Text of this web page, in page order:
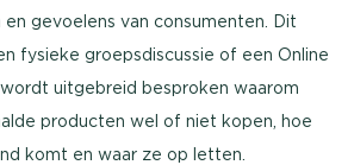
gevoelens van consumenten. Dit
fysieke groepsdiscussie of een Online
uitgebreid besproken waarom
producten wel of niet kopen, hoe
komt en waar ze op letten.